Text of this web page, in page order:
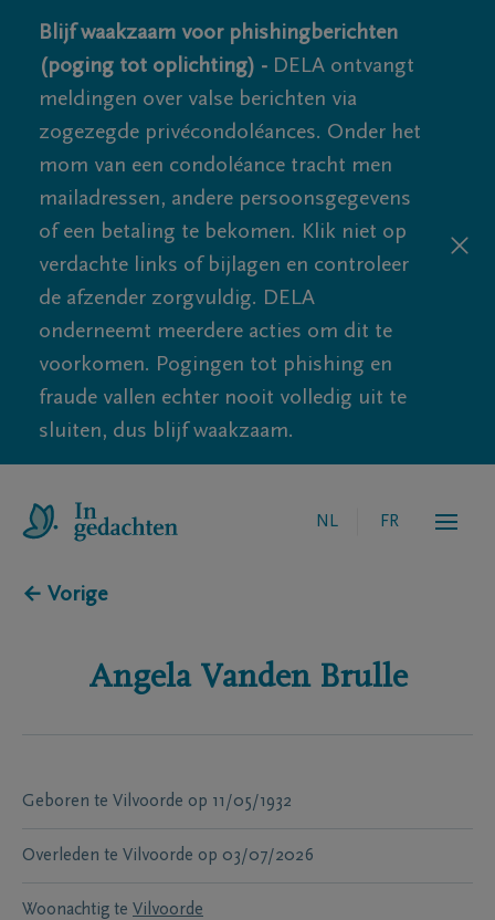
Blijf waakzaam voor phishingberichten
(poging tot oplichting) - DELA ontvangt
meldingen over valse berichten via
zogezegde privécondoléances. Onder het
mom van een condoléance tracht men
mailadressen, andere persoonsgegevens
of een betaling te bekomen. Klik niet op
verdachte links of bijlagen en controleer
de afzender zorgvuldig. DELA
onderneemt meerdere acties om dit te
voorkomen. Pogingen tot phishing en
fraude vallen echter nooit volledig uit te
sluiten, dus blijf waakzaam.
NL FR
← Vorige
Angela Vanden Brulle
Geboren te Vilvoorde op 11/05/1932
Overleden te Vilvoorde op 03/07/2026
Woonachtig te Vilvoorde